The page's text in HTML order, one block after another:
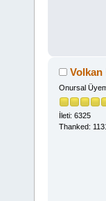
Volkan
Onursal
İleti: 6325
Thanked: